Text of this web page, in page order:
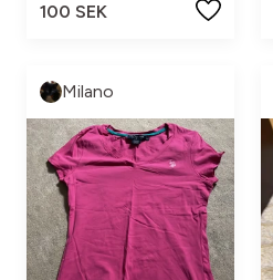
100 SEK
Milano